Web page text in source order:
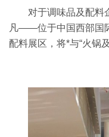
对于调味品及配料
凡——位于中国西部国
配料展区，将*与“火锅